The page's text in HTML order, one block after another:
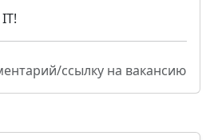
ссылку на вакансию